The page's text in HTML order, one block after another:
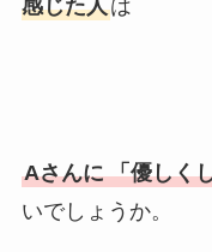
感じた人は
Aさんに 「優しく
いでしょうか。